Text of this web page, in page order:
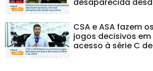
CSA e ASA fazem
jogos decisivos
acesso à série C